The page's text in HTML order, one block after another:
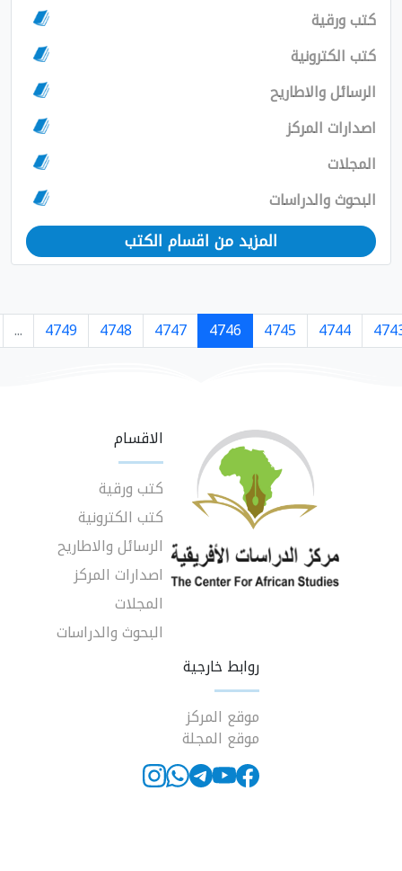
من اقسام الكتب
4746
4747
4748
4749
...
7363
7364
›
الاقسام
كتب ورقية
كتب الكترونية
الرسائل والاطاريح
اصدارات المركز